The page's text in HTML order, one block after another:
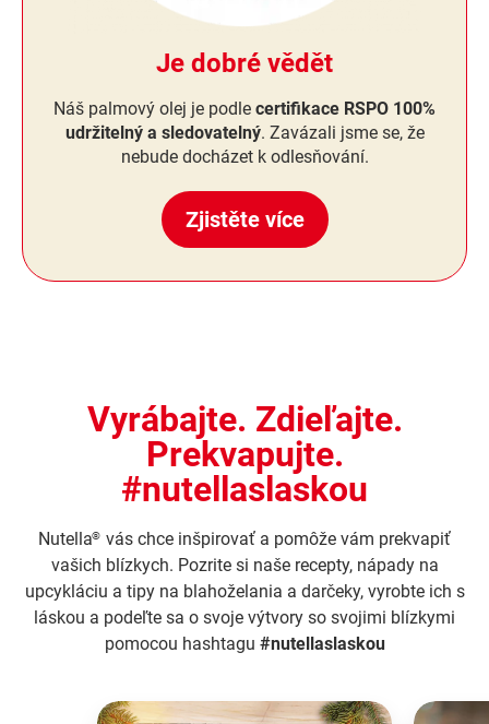
Je dobré vědět
Náš palmový olej je podle certifikace RSPO 100%
udržitelný a sledovatelný. Zavázali jsme se, že
nebude docházet k odlesňování.
Zjistěte více
Vyrábajte. Zdieľajte.
Prekvapujte.
#nutellaslaskou
Nutella® vás chce inšpirovať a pomôže vám prekvapiť
vašich blízkych. Pozrite si naše recepty, nápady na
upcykláciu a tipy na blahoželania a darčeky, vyrobte ich s
láskou a podeľte sa o svoje výtvory so svojimi blízkymi
pomocou hashtagu #nutellaslaskou